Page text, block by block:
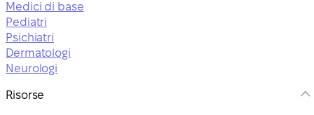
Medici di base
Pediatri
Psichiatri
Dermatologi
Neurologi
Risorse